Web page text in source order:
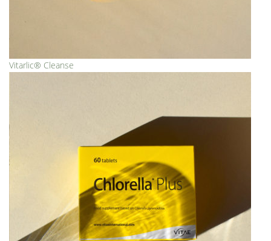
Vitarlic® Cleanse